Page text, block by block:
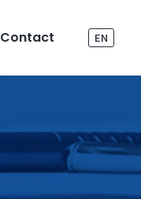
Contact EN